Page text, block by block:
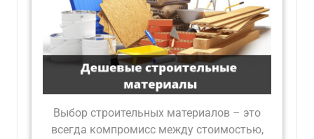
Выбор строительных материалов – это
всегда компромисс между стоимостью,